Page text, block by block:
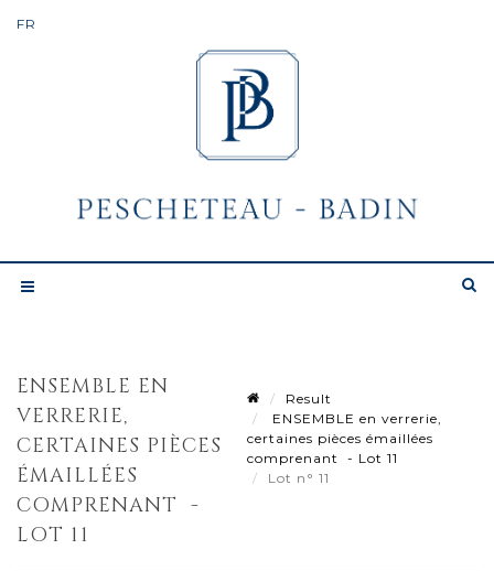
ENSEMBLE EN
VERRERIE,
CERTAINES PIÈCES
ÉMAILLÉES
COMPRENANT -
LOT 11
Result
ENSEMBLE en verrerie,
certaines pièces émaillées
comprenant - Lot 11
Lot n° 11